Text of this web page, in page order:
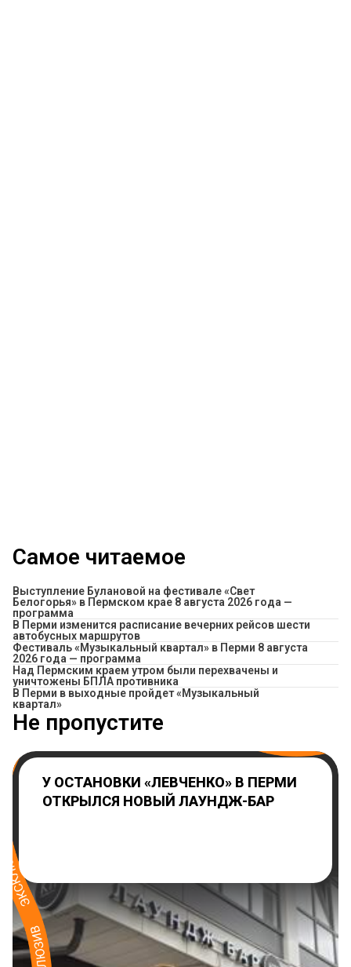
Самое читаемое
Выступление Булановой на фестивале «Свет
Белогорья» в Пермском крае 8 августа 2026 года —
программа
​В Перми изменится расписание вечерних рейсов шести
автобусных маршрутов
Фестиваль «Музыкальный квартал» в Перми 8 августа
2026 года — программа
Над Пермским краем утром были перехвачены и
уничтожены БПЛА противника
В Перми в выходные пройдет «Музыкальный
квартал»
Не пропустите
У ОСТАНОВКИ «ЛЕВЧЕНКО» В ПЕРМИ
ОТКРЫЛСЯ НОВЫЙ ЛАУНДЖ-БАР